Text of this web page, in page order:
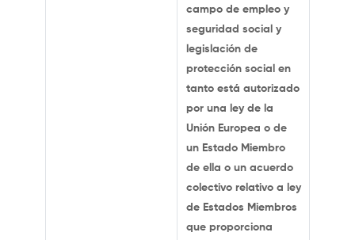
campo de empleo y
seguridad social y
legislación de
protección social en
tanto está autorizado
por una ley de la
Unión Europea o de
un Estado Miembro
de ella o un acuerdo
colectivo relativo a ley
de Estados Miembros
que proporciona